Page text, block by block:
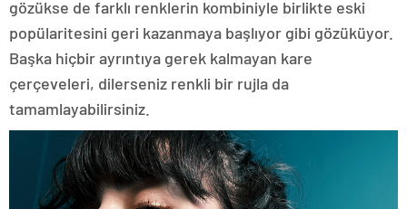
gözükse de farklı renklerin kombiniyle birlikte eski
popülaritesini geri kazanmaya başlıyor gibi gözüküyor.
Başka hiçbir ayrıntıya gerek kalmayan kare
çerçeveleri, dilerseniz renkli bir rujla da
tamamlayabilirsiniz.